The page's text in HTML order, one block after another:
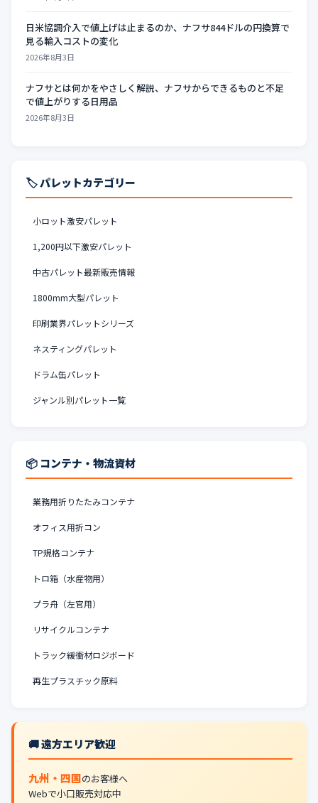
日米協調介入で値上げは止まるのか、ナフサ844ドルの円換算で
見る輸入コストの変化
2026年8月3日
ナフサとは何かをやさしく解説、ナフサからできるものと不足
で値上がりする日用品
2026年8月3日
🏷️ パレットカテゴリー
小ロット激安パレット
1,200円以下激安パレット
中古パレット最新販売情報
1800mm大型パレット
印刷業界パレットシリーズ
ネスティングパレット
ドラム缶パレット
ジャンル別パレット一覧
📦 コンテナ・物流資材
業務用折りたたみコンテナ
オフィス用折コン
TP規格コンテナ
トロ箱（水産物用）
プラ舟（左官用）
リサイクルコンテナ
トラック緩衝材ロジボード
再生プラスチック原料
🚚 遠方エリア歓迎
九州・四国のお客様へ
Webで小口販売対応中